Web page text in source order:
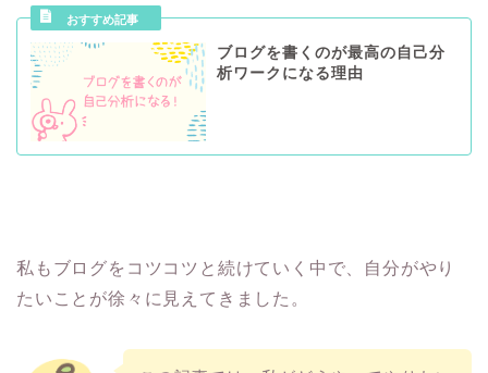
ブログを書くのが最高の自己分
析ワークになる理由
私もブログをコツコツと続けていく中で、自分がやり
たいことが徐々に見えてきました。